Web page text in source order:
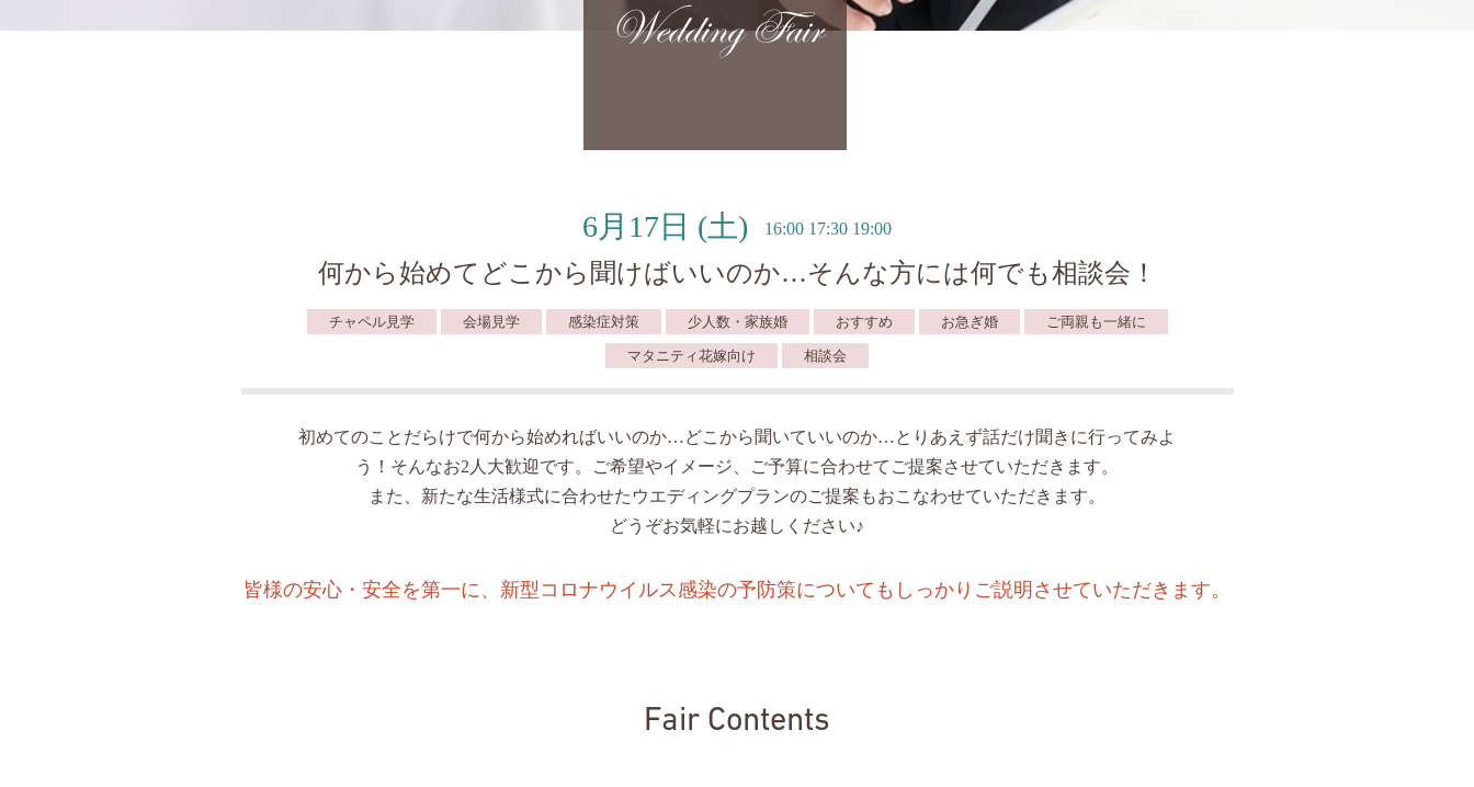
Wedding Fair
6月17日 (土) 16:00 17:30 19:00
何から始めてどこから聞けばいいのか…そんな方には何でも相談会！
チャペル見学 会場見学 感染症対策 少人数・家族婚 おすすめ お急ぎ婚 ご両親も一緒に
マタニティ花嫁向け 相談会
初めてのことだらけで何から始めればいいのか…どこから聞いていいのか…とりあえず話だけ聞きに行ってみよ
う！そんなお2人大歓迎です。ご希望やイメージ、ご予算に合わせてご提案させていただきます。
また、新たな生活様式に合わせたウエディングプランのご提案もおこなわせていただきます。
どうぞお気軽にお越しください♪
皆様の安心・安全を第一に、新型コロナウイルス感染の予防策についてもしっかりご説明させていただきます。
Fair Contents